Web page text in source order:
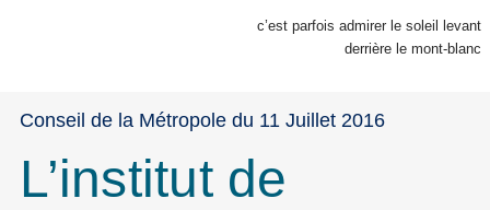
c’est parfois admirer le soleil levant
derrière le mont-blanc
Conseil de la Métropole du 11 Juillet 2016
L’institut de